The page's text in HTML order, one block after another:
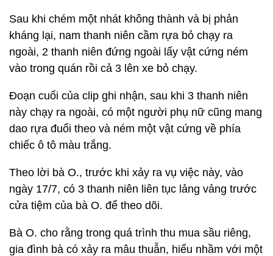
Sau khi chém một nhát không thành và bị phản
kháng lại, nam thanh niên cầm rựa bỏ chạy ra
ngoài, 2 thanh niên đứng ngoài lấy vật cứng ném
vào trong quán rồi cả 3 lên xe bỏ chạy.
Đoạn cuối của clip ghi nhận, sau khi 3 thanh niên
này chạy ra ngoài, có một người phụ nữ cũng mang
dao rựa đuổi theo và ném một vật cứng về phía
chiếc ô tô màu trắng.
Theo lời bà O., trước khi xảy ra vụ việc này, vào
ngày 17/7, có 3 thanh niên liên tục lảng vảng trước
cửa tiệm của bà O. để theo dõi.
Bà O. cho rằng trong quá trình thu mua sầu riêng,
gia đình bà có xảy ra mâu thuẫn, hiểu nhầm với một